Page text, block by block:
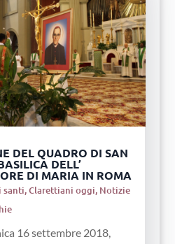
DEL QUADRO DI SAN
DELL’
DI MARIA IN ROMA
santi,Clarettiani oggi, Notizie
16 settembre 2018,